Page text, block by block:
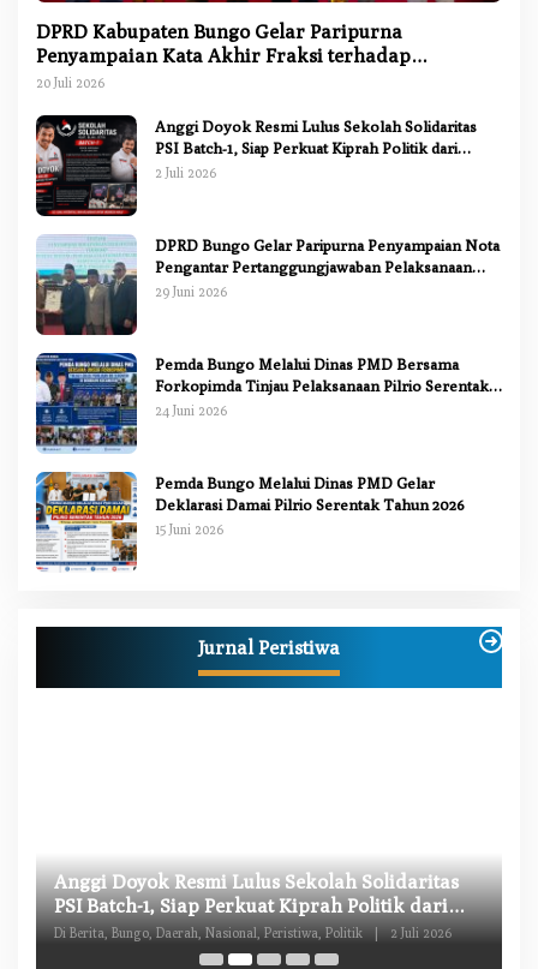
DPRD Kabupaten Bungo Gelar Paripurna
Penyampaian Kata Akhir Fraksi terhadap
Ranperda Pertanggungjawaban APBD 2025
20 Juli 2026
Anggi Doyok Resmi Lulus Sekolah Solidaritas
PSI Batch-1, Siap Perkuat Kiprah Politik dari
Daerah
2 Juli 2026
DPRD Bungo Gelar Paripurna Penyampaian Nota
Pengantar Pertanggungjawaban Pelaksanaan
APBD 2025
29 Juni 2026
Pemda Bungo Melalui Dinas PMD Bersama
Forkopimda Tinjau Pelaksanaan Pilrio Serentak
2026
24 Juni 2026
Pemda Bungo Melalui Dinas PMD Gelar
Deklarasi Damai Pilrio Serentak Tahun 2026
15 Juni 2026
Jurnal Peristiwa
Anggi Doyok Resmi Lulus Sekolah Solidaritas
PSI Batch-1, Siap Perkuat Kiprah Politik dari
Daerah
Di Berita, Bungo, Daerah, Nasional, Peristiwa, Politik | 2 Juli 2026